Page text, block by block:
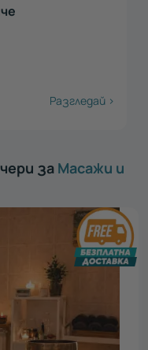
Разгледай >
за Масажи и